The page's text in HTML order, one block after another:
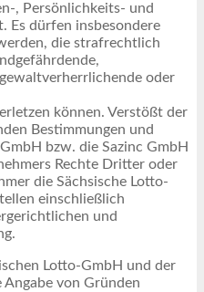
, Persönlichkeits- und
Es dürfen insbesondere
die strafrechtlich
oder
können. Verstößt der
Bestimmungen und
bzw. die Sazinc GmbH
Rechte Dritter oder
die Sächsische Lotto-
einschließlich
und
Lotto-GmbH und der
Angabe von Gründen